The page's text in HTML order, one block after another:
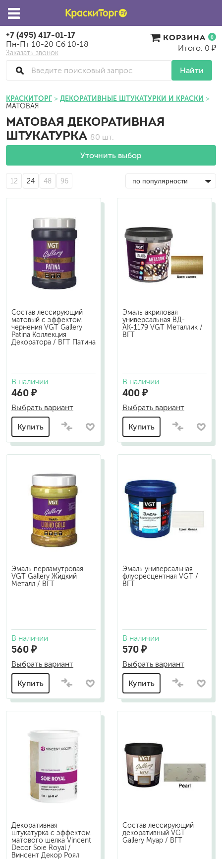
+7 (495) 417-01-17
Пн-Пт 10-20 Сб 10-18
Заказать звонок
Найти
КОРЗИНА 0
Итого: 0 ₽
КРАСКИТОРГ ДЕКОРАТИВНЫЕ ШТУКАТУРКИ И КРАСКИ
МАТОВАЯ
МАТОВАЯ ДЕКОРАТИВНАЯ
ШТУКАТУРКА 80 шт.
Уточнить выбор
12 24 48 96
Состав лессирующий
матовый с эффектом
чернения VGT Gallery
Patina Коллекция
Декоратора / ВГТ Патина
В наличии
460 ₽
Выбрать вариант
Купить
Эмаль акриловая
универсальная ВД-
АК-1179 VGT Металлик /
ВГТ
В наличии
400 ₽
Выбрать вариант
Купить
Эмаль перламутровая
VGT Gallery Жидкий
Металл / ВГТ
В наличии
560 ₽
Выбрать вариант
Купить
Эмаль универсальная
флуоресцентная VGT /
ВГТ
В наличии
570 ₽
Выбрать вариант
Купить
Декоративная
штукатурка с эффектом
матового шелка Vincent
Decor Soie Royal /
Винсент Декор Роял
Состав лессирующий
декоративный VGT
Gallery Муар / ВГТ